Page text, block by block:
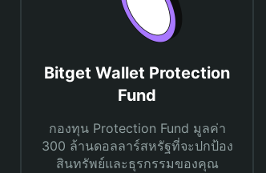
Bitget Wallet Protection
Fund
กองทุน Protection Fund มูลค่า
300 ล้านดอลลาร์สหรัฐที่จะปกป้อง
สินทรัพย์และธุรกรรมของคุณ